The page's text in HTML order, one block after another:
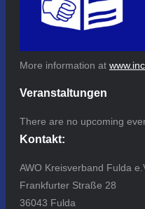
More information at
Veranstaltungen
There are no upcoming
Kontakt:
AWO Kreisverband Fulda
Frankfurter Straße 28
36043 Fulda